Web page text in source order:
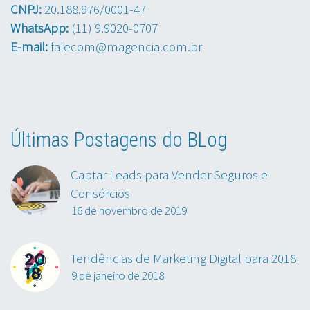
CNPJ: 20.188.976/0001-47
WhatsApp: (11) 9.9020-0707
E-mail:falecom@magencia.com.br
Últimas Postagens do BLog
Captar Leads para Vender Seguros e
Consórcios
16 de novembro de 2019
Tendências de Marketing Digital para 2018
9 de janeiro de 2018